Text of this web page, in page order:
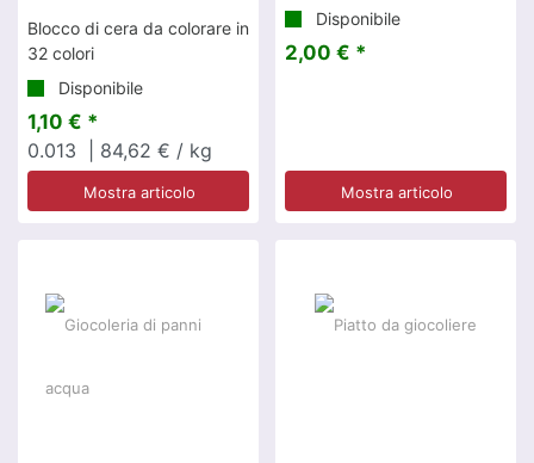
Blocco di cera da colorare in
32 colori
Disponibile
1,10 € *
0.013
| 84,62 € / kg
Mostra articolo
Disponibile
2,00 € *
Mostra articolo